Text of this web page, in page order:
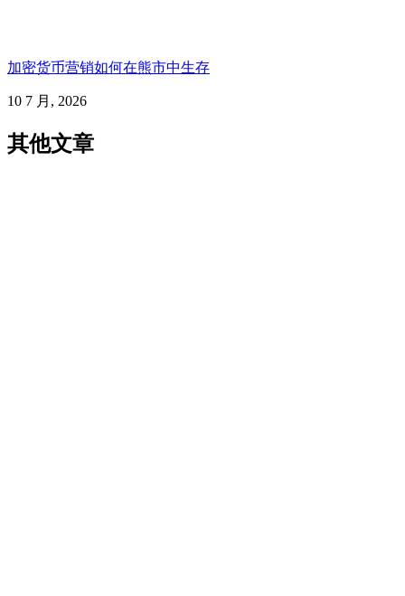
加密货币营销如何在熊市中生存
10 7 月, 2026
其他文章